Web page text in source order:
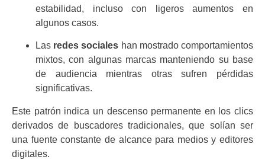
estabilidad, incluso con ligeros aumentos en
algunos casos.
Las redes sociales han mostrado comportamientos
mixtos, con algunas marcas manteniendo su base
de audiencia mientras otras sufren pérdidas
significativas.
Este patrón indica un descenso permanente en los clics
derivados de buscadores tradicionales, que solían ser
una fuente constante de alcance para medios y editores
digitales.